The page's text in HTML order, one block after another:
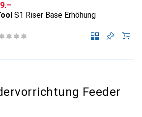
S1 Riser Base Erhöhung
Feeder